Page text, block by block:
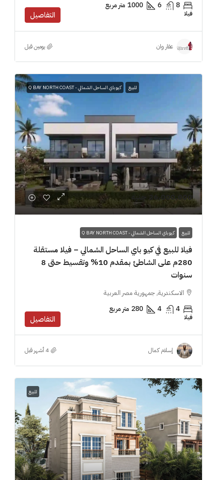
8
6
1000 متر مربع
فيلا التفاصيل
عقار وان ‏يومين قبل
للبيع كيو باي الساحل الشمالي - Q BAY NORTH COAST
26,000,000 جنيه
للبيع كيو باي الساحل الشمالي - Q BAY NORTH COAST
فيلا للبيع في كيو باي الساحل الشمالي – فيلا مستقلة
280م على الشاطئ بمقدم 10% وتقسيط حتى 8
سنوات
الاسكندرية, جمهورية مصر العربية
4
4
280 متر مربع
فيلا التفاصيل
إسلام كمال
للبيع